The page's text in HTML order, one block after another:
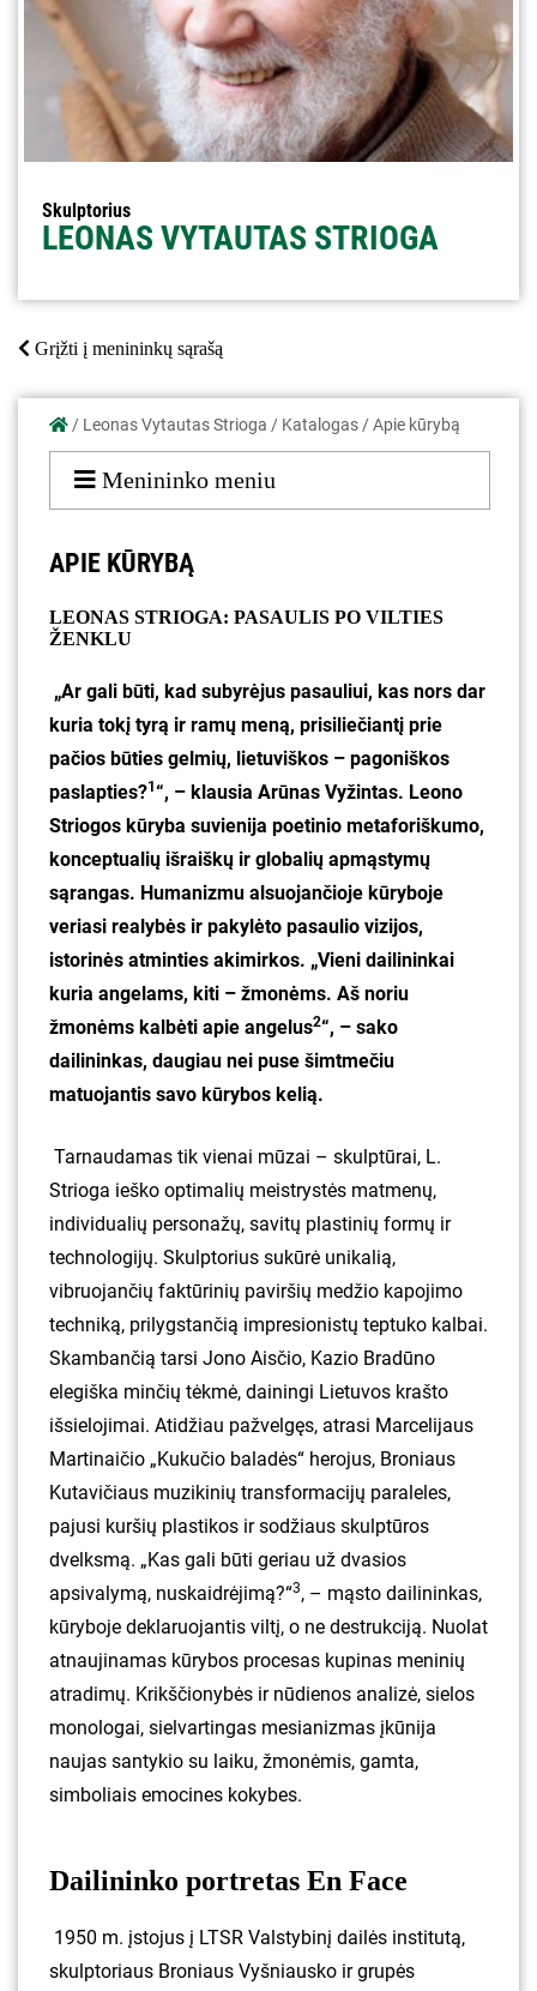
Skulptorius
LEONAS VYTAUTAS STRIOGA
Grįžti į menininkų sąrašą
/ Leonas Vytautas Strioga / Katalogas /Apie kūrybą
Menininko meniu
APIE KŪRYBĄ
LEONAS STRIOGA: PASAULIS PO VILTIES
ŽENKLU
„Ar gali būti, kad subyrėjus pasauliui, kas nors dar
kuria tokį tyrą ir ramų meną, prisiliečiantį prie
pačios būties gelmių, lietuviškos – pagoniškos
paslapties?1 “, – klausia Arūnas Vyžintas. Leono
Striogos kūryba suvienija poetinio metaforiškumo,
konceptualių išraiškų ir globalių apmąstymų
sąrangas. Humanizmu alsuojančioje kūryboje
veriasi realybės ir pakylėto pasaulio vizijos,
istorinės atminties akimirkos. „Vieni dailininkai
kuria angelams, kiti – žmonėms. Aš noriu
žmonėms kalbėti apie angelus2“, – sako
dailininkas, daugiau nei puse šimtmečiu
matuojantis savo kūrybos kelią.
Tarnaudamas tik vienai mūzai – skulptūrai, L.
Strioga ieško optimalių meistrystės matmenų,
individualių personažų, savitų plastinių formų ir
technologijų. Skulptorius sukūrė unikalią,
vibruojančių faktūrinių paviršių medžio kapojimo
techniką, prilygstančią impresionistų teptuko kalbai.
Skambančią tarsi Jono Aisčio, Kazio Bradūno
elegiška minčių tėkmė, dainingi Lietuvos krašto
išsielojimai. Atidžiau pažvelgęs, atrasi Marcelijaus
Martinaičio „Kukučio baladės“ herojus, Broniaus
Kutavičiaus muzikinių transformacijų paraleles,
pajusi kuršių plastikos ir sodžiaus skulptūros
dvelksmą. „Kas gali būti geriau už dvasios
apsivalymą, nuskaidrėjimą?“3, – mąsto dailininkas,
kūryboje deklaruojantis viltį, o ne destrukciją. Nuolat
atnaujinamas kūrybos procesas kupinas meninių
atradimų. Krikščionybės ir nūdienos analizė, sielos
monologai, sielvartingas mesianizmas įkūnija
naujas santykio su laiku, žmonėmis, gamta,
simboliais emocines kokybes.
Dailininko portretas En Face
1950 m. įstojus į LTSR Valstybinį dailės institutą,
skulptoriaus Broniaus Vyšniausko ir grupės